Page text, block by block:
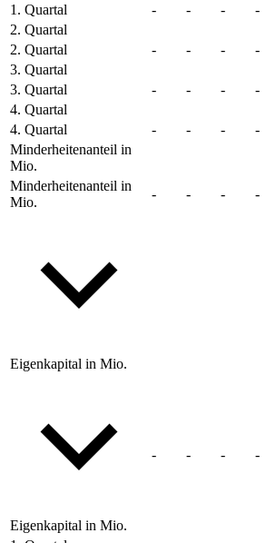
1. Quartal
- - - -
2. Quartal
2. Quartal
- - - -
3. Quartal
3. Quartal
- - - -
4. Quartal
4. Quartal
- - - -
Minderheitenanteil in
Mio.
Minderheitenanteil in
Mio.
- - - -
Eigenkapital in Mio.
Eigenkapital in Mio.
- - - -